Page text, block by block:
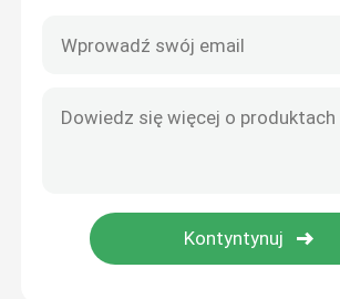
Ekstrakt z ashwagandzy w proszku